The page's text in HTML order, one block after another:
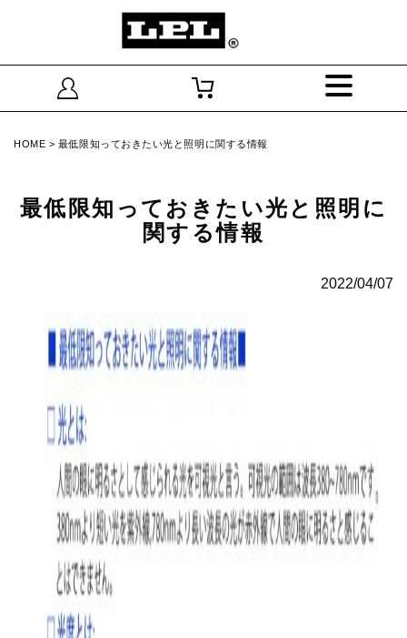
HOME > 最低限知っておきたい光と照明に関する情報
最低限知っておきたい光と照明に
関する情報
2022/04/07